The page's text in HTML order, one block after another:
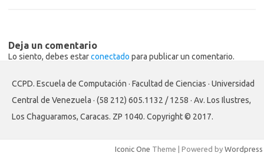
Deja un comentario
Lo siento, debes estarconectado para publicar un comentario.
CCPD. Escuela de Computación · Facultad de Ciencias · Universidad
Central de Venezuela · (58 212) 605.1132 / 1258 · Av. Los Ilustres,
Los Chaguaramos, Caracas. ZP 1040. Copyright © 2017.
Iconic One Theme | Powered by Wordpress